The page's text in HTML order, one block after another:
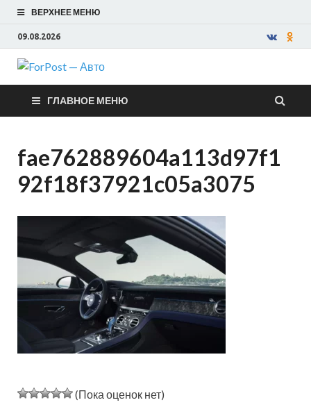
ВЕРХНЕЕ МЕНЮ
09.08.2026
ForPost —
Авто
ГЛАВНОЕ МЕНЮ
fae762889604a113d97f1
92f18f37921c05a3075
(Пока оценок нет)